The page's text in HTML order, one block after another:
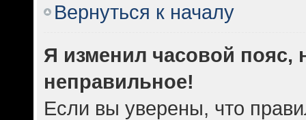
Вернуться к началу
Я изменил часовой пояс,
неправильное!
Если вы уверены, что